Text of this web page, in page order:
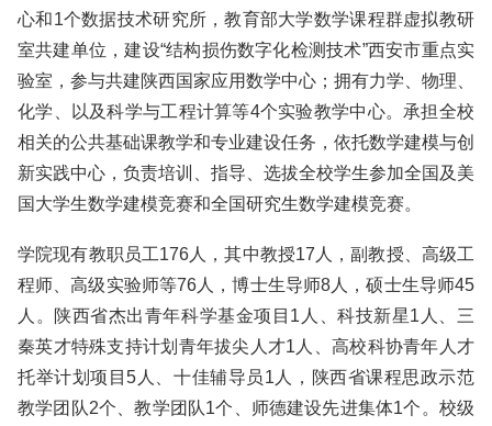
心和1个数据技术研究所，教育部大学数学课程群虚拟教研
室共建单位，建设“结构损伤数字化检测技术”西安市重点实
验室，参与共建陕西国家应用数学中心；拥有力学、物理、
化学、以及科学与工程计算等4个实验教学中心。承担全校
相关的公共基础课教学和专业建设任务，依托数学建模与创
新实践中心，负责培训、指导、选拔全校学生参加全国及美
国大学生数学建模竞赛和全国研究生数学建模竞赛。
学院现有教职员工176人，其中教授17人，副教授、高级工
程师、高级实验师等76人，博士生导师8人，硕士生导师45
人。陕西省杰出青年科学基金项目1人、科技新星1人、三
秦英才特殊支持计划青年拔尖人才1人、高校科协青年人才
托举计划项目5人、十佳辅导员1人，陕西省课程思政示范
教学团队2个、教学团队1个、师德建设先进集体1个。校级